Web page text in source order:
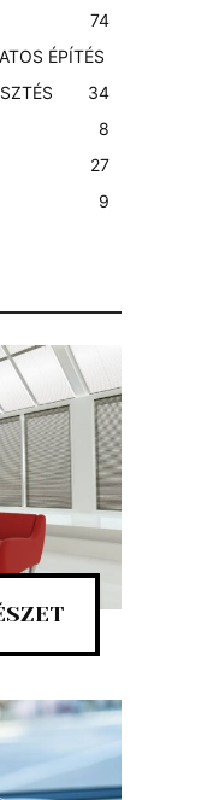
74
ÉPÍTÉS
4
3
8
27
9